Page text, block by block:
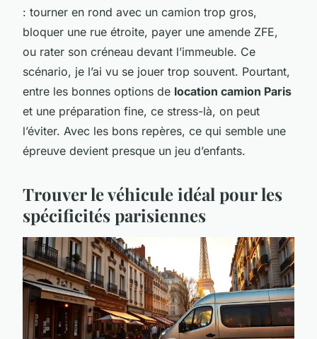
: tourner en rond avec un camion trop gros,
bloquer une rue étroite, payer une amende ZFE,
ou rater son créneau devant l’immeuble. Ce
scénario, je l’ai vu se jouer trop souvent. Pourtant,
entre les bonnes options de location camion Paris
et une préparation fine, ce stress-là, on peut
l’éviter. Avec les bons repères, ce qui semble une
épreuve devient presque un jeu d’enfants.
Trouver le véhicule idéal pour les
spécificités parisiennes